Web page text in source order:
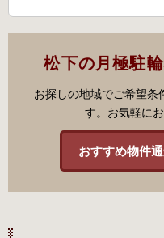
松下の月極駐
お探しの地域でご希望条
す。お気軽に
おすすめ物件